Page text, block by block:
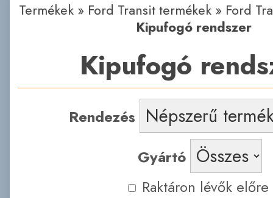
Termékek » Ford Transit termékek » Ford
Kipufogó rendszer
Kipufogó
Rendezés
Gyártó
Raktáron lévők előre